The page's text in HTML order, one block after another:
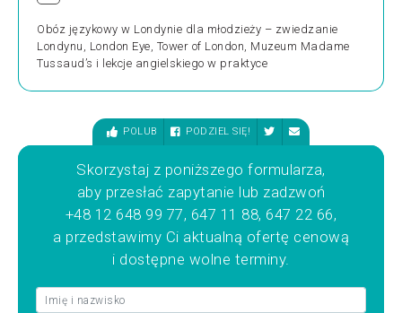
Obóz językowy w Londynie dla młodzieży – zwiedzanie
Londynu, London Eye, Tower of London, Muzeum Madame
Tussaud’s i lekcje angielskiego w praktyce
POLUB PODZIEL SIĘ!
Skorzystaj z poniższego formularza,
aby przesłać zapytanie lub zadzwoń
+48 12 648 99 77, 647 11 88, 647 22 66,
a przedstawimy Ci aktualną ofertę cenową
i dostępne wolne terminy.